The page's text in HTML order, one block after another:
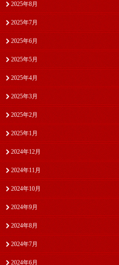
2025年8月
2025年7月
2025年6月
2025年5月
2025年4月
2025年3月
2025年2月
2025年1月
2024年12月
2024年11月
2024年10月
2024年9月
2024年8月
2024年7月
2024年6月